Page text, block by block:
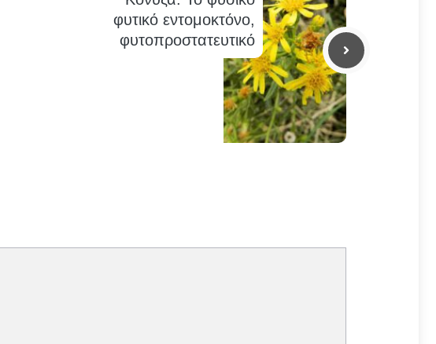
φυτικό εντομοκτόνο,
φυτοπροστατευτικό